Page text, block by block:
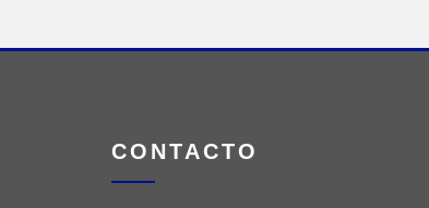
CONTACTO